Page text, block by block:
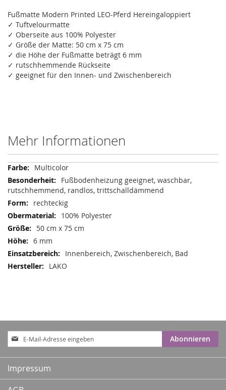
Fußmatte Modern Printed LEO-Pferd Hereingaloppiert
✓ Tuftvelourmatte
✓ Oberseite aus 100% Polyester
✓ Größe der Matte: 50 cm x 75 cm
✓ die Höhe der Fußmatte beträgt 6 mm
✓ rutschhemmende Rückseite
✓ geeignet für den Innen- und Zwischenbereich
Mehr Informationen
Mehr
Informationen
Multicolor
Fußbodenheizung geeignet, waschbar,
rutschhemmend, randlos, trittschalldämmend
rechteckig
100% Polyester
50 cm x 75 cm
6 mm
Innenbereich, Zwischenbereich, Bad
LAKO
Anmeldung
zum
Newsletter:
Abonnieren
Impressum